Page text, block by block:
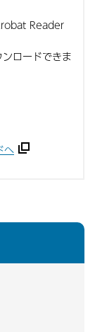
Reader
ロードできま
へ